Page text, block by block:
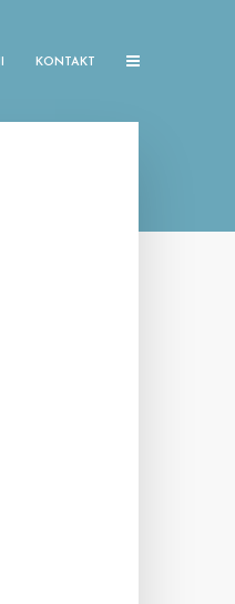
KONTAKT